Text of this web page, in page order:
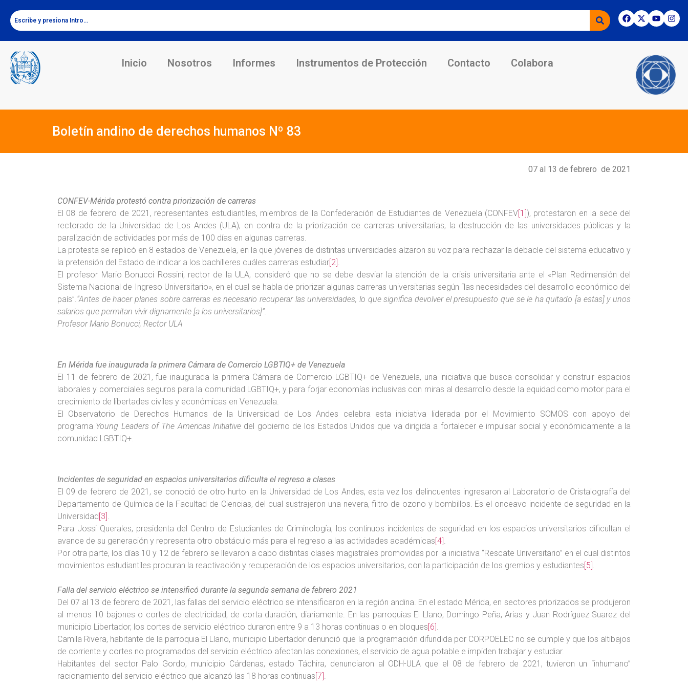
Inicio Nosotros Informes Instrumentos de Protección Contacto Colabora
Boletín andino de derechos humanos Nº 83
07 al 13 de febrero de 2021
CONFEV-Mérida protestó contra priorización de carreras
El 08 de febrero de 2021, representantes estudiantiles, miembros de la Confederación de Estudiantes de Venezuela (CONFEV [1] ), protestaron en la sede del
rectorado de la Universidad de Los Andes (ULA), en contra de la priorización de carreras universitarias, la destrucción de las universidades públicas y la
paralización de actividades por más de 100 días en algunas carreras.
La protesta se replicó en 8 estados de Venezuela, en la que jóvenes de distintas universidades alzaron su voz para rechazar la debacle del sistema educativo y
la pretensión del Estado de indicar a los bachilleres cuáles carreras estudiar [2] .
El profesor Mario Bonucci Rossini, rector de la ULA, consideró que no se debe desviar la atención de la crisis universitaria ante el «Plan Redimensión del
Sistema Nacional de Ingreso Universitario», en el cual se habla de priorizar algunas carreras universitarias según “las necesidades del desarrollo económico del
país”.“Antes de hacer planes sobre carreras es necesario recuperar las universidades, lo que significa devolver el presupuesto que se le ha quitado [a estas] y unos
salarios que permitan vivir dignamente [a los universitarios]”.
Profesor Mario Bonucci, Rector ULA
En Mérida fue inaugurada la primera Cámara de Comercio LGBTIQ+ de Venezuela
El 11 de febrero de 2021, fue inaugurada la primera Cámara de Comercio LGBTIQ+ de Venezuela, una iniciativa que busca consolidar y construir espacios
laborales y comerciales seguros para la comunidad LGBTIQ+, y para forjar economías inclusivas con miras al desarrollo desde la equidad como motor para el
crecimiento de libertades civiles y económicas en Venezuela.
El Observatorio de Derechos Humanos de la Universidad de Los Andes celebra esta iniciativa liderada por el Movimiento SOMOS con apoyo del
programa Young Leaders of The Americas Initiative del gobierno de los Estados Unidos que va dirigida a fortalecer e impulsar social y económicamente a la
comunidad LGBTIQ+.
Incidentes de seguridad en espacios universitarios dificulta el regreso a clases
El 09 de febrero de 2021, se conoció de otro hurto en la Universidad de Los Andes, esta vez los delincuentes ingresaron al Laboratorio de Cristalografía del
Departamento de Química de la Facultad de Ciencias, del cual sustrajeron una nevera, filtro de ozono y bombillos. Es el onceavo incidente de seguridad en la
Universidad [3] .
Para Jossi Querales, presidenta del Centro de Estudiantes de Criminología, los continuos incidentes de seguridad en los espacios universitarios dificultan el
avance de su generación y representa otro obstáculo más para el regreso a las actividades académicas [4] .
Por otra parte, los días 10 y 12 de febrero se llevaron a cabo distintas clases magistrales promovidas por la iniciativa “Rescate Universitario” en el cual distintos
movimientos estudiantiles procuran la reactivación y recuperación de los espacios universitarios, con la participación de los gremios y estudiantes [5] .
Falla del servicio eléctrico se intensificó durante la segunda semana de febrero 2021
Del 07 al 13 de febrero de 2021, las fallas del servicio eléctrico se intensificaron en la región andina. En el estado Mérida, en sectores priorizados se produjeron
al menos 10 bajones o cortes de electricidad, de corta duración, diariamente. En las parroquias El Llano, Domingo Peña, Arias y Juan Rodríguez Suarez del
municipio Libertador, los cortes de servicio eléctrico duraron entre 9 a 13 horas continuas o en bloques [6] .
Camila Rivera, habitante de la parroquia El Llano, municipio Libertador denunció que la programación difundida por CORPOELEC no se cumple y que los altibajos
de corriente y cortes no programados del servicio eléctrico afectan las conexiones, el servicio de agua potable e impiden trabajar y estudiar.
Habitantes del sector Palo Gordo, municipio Cárdenas, estado Táchira, denunciaron al ODH-ULA que el 08 de febrero de 2021, tuvieron un “inhumano”
racionamiento del servicio eléctrico que alcanzó las 18 horas continuas [7] .